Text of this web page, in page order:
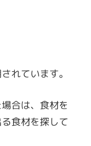
れています。
合は、食材を
食材を探して